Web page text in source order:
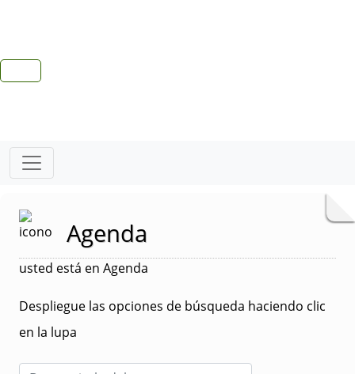
Agenda
usted está en Agenda
Despliegue las opciones de búsqueda haciendo clic
en la lupa